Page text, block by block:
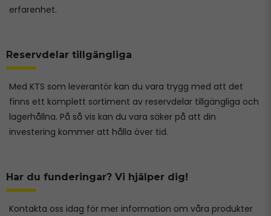
erfarenhet.
Reservdelar tillgängliga
Med KTS som leverantör kan du vara trygg med att det
finns ett komplett sortiment av reservdelar tillgängliga och
lagerhållna. På så vis kan du vara säker på att din
investering kommer att hålla över tid.
Har du funderingar? Vi hjälper dig!
Kontakta oss idag för mer information om våra produkter